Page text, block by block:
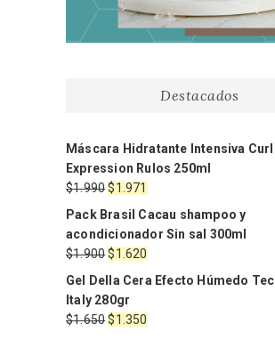
Destacados
Máscara Hidratante Intensiva Curl
Expression Rulos 250ml
$1.990El
precio
original
era:
$1.990.
$1.971
actual
es:
$1.971.
Pack Brasil Cacau shampoo y
acondicionador Sin sal 300ml
$1.900El
precio
original
era:
$1.900.
$1.620
precio
es:
$1.620.
Gel Della Cera Efecto Húmedo Tec
Italy 280gr
$1.650El
$1.350